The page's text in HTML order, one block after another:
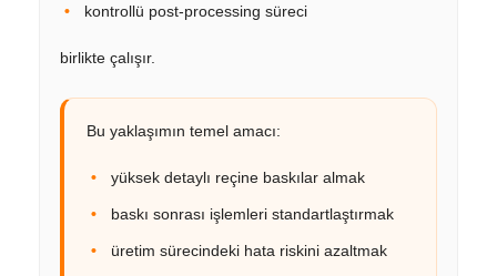
kontrollü post-processing süreci
birlikte çalışır.
Bu yaklaşımın temel amacı:
yüksek detaylı reçine baskılar almak
baskı sonrası işlemleri standartlaştırmak
üretim sürecindeki hata riskini azaltmak